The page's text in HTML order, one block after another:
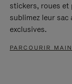
stickers, roues et
sublimez leur sac
exclusives.
PARCOURIR